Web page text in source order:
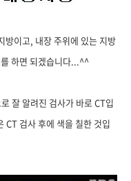
방이고, 내장 주위에 있는 지방
하면 되겠습니다...^^
잘 알려진 검사가 바로 CT입
CT 검사 후에 색을 칠한 것입